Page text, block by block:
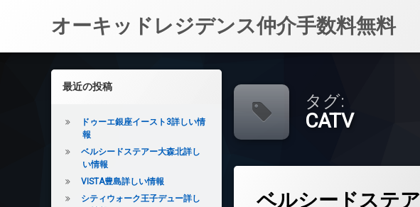
オーキッドレジデンス仲介手数料無料
タグ:
CATV
ベルシードステア
左サイドバー
最近の投稿
ドゥーエ銀座イースト3詳しい情
報
ベルシードステアー大森北詳し
い情報
VISTA豊島詳しい情報
シティウォーク王子デュー詳し